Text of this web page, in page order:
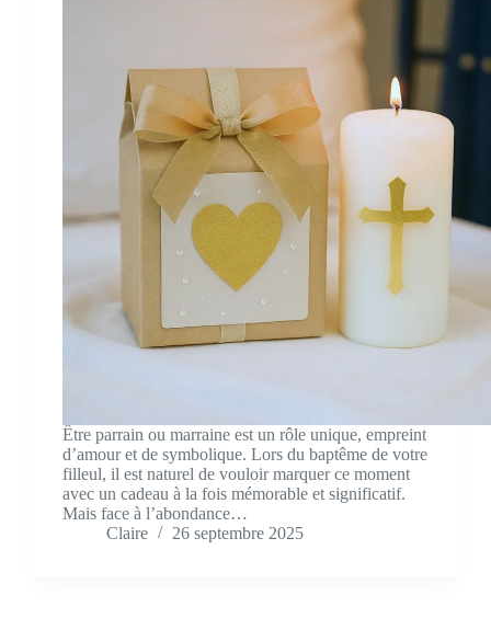
Être parrain ou marraine est un rôle unique, empreint
d’amour et de symbolique. Lors du baptême de votre
filleul, il est naturel de vouloir marquer ce moment
avec un cadeau à la fois mémorable et significatif.
Mais face à l’abondance…
Claire
26 septembre 2025